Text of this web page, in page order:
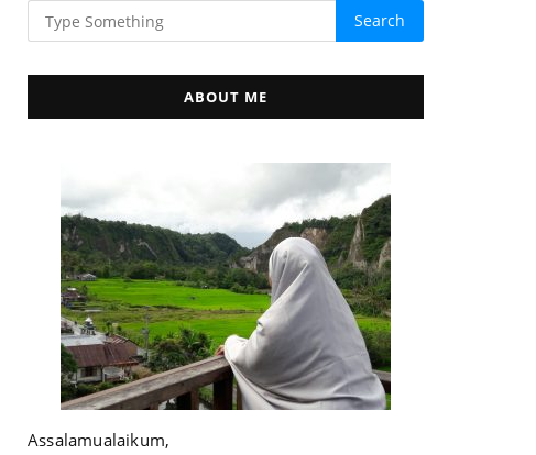
ABOUT ME
Assalamualaikum,